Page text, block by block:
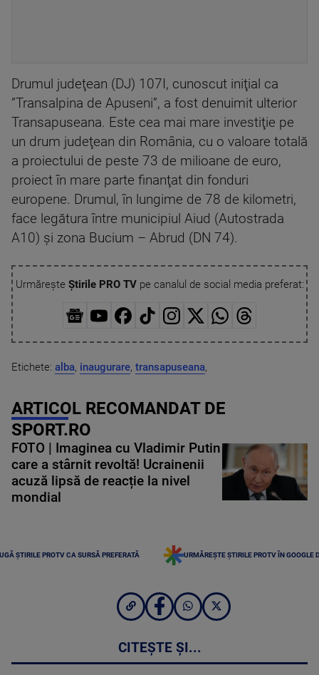
Drumul judeţean (DJ) 107I, cunoscut iniţial ca
”Transalpina de Apuseni”, a fost denuimit ulterior
Transapuseana. Este cea mai mare investiţie pe
un drum judeţean din România, cu o valoare totală
a proiectului de peste 73 de milioane de euro,
proiect în mare parte finanţat din fonduri
europene. Drumul, în lungime de 78 de kilometri,
face legătura între municipiul Aiud (Autostrada
A10) şi zona Bucium – Abrud (DN 74).
Urmărește Știrile PRO TVpe canalul de social media preferat:
Etichete: alba, inaugurare, transapuseana,
ARTICOL RECOMANDAT DE
SPORT.RO
FOTO | Imaginea cu Vladimir Putin
care a stârnit revoltă! Ucrainenii
acuză lipsă de reacție la nivel
mondial
ȘTIRILE PROTV CA SURSĂ PREFERATĂ URMĂREȘTE ȘTIRILE PROTV ÎN GOOGLE
CITEȘTE ȘI...